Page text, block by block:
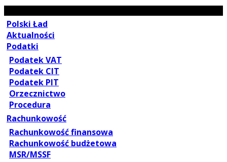
Polski Ład
Aktualności
Podatki
Podatek VAT
Podatek CIT
Podatek PIT
Orzecznictwo
Procedura
Rachunkowość
Rachunkowość finansowa
Rachunkowość budżetowa
MSR/MSSF